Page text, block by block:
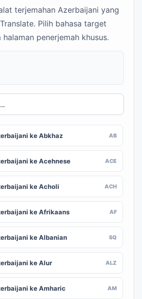
terjemahan Azerbaijani yang
Pilih bahasa target
penerjemah khusus.
ke Abkhaz AB
ke Acehnese ACE
ke Acholi ACH
ke Afrikaans AF
ke Albanian SQ
ke Alur ALZ
ke Amharic AM